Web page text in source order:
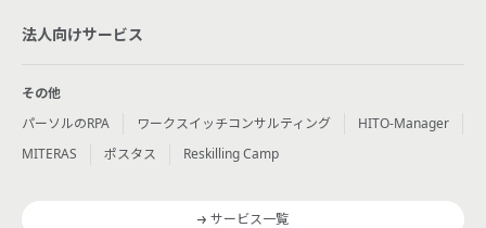
法人向けサービス
その他
パーソルのRPA
ワークスイッチコンサルティング
HITO-Manager
MITERAS
ポスタス Reskilling Camp
サービス一覧